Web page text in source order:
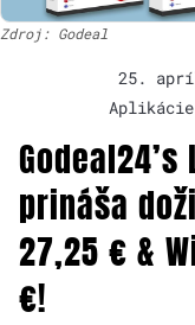
Zdroj: Godeal
25.
Aplikácie
Godeal24’s
prináša
27,25 € &
€!